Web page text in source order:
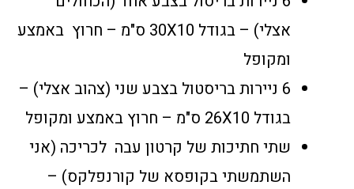
אצלי) – בגודל 30X10 ס"מ – חרוץ באמצע
ומקופל
6 ניירות בריסטול בצבע שני (צהוב אצלי) –
בגודל 26X10 ס"מ – חרוץ באמצע ומקופל
שתי חתיכות של קרטון עבה לכריכה (אני
השתמשתי בקופסא של קורנפלקס) –